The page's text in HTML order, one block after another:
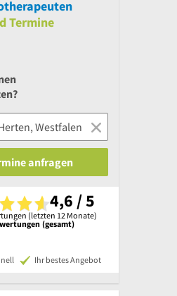
Termine
anfragen
4,6 / 5
(letzten 12 Monate)
(gesamt)
Ihr bestes Angebot